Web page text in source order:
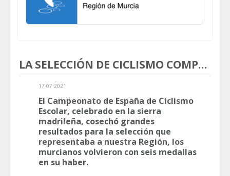
LA SELECCIÓN DE CICLISMO COMPLETA UNA EXCELENTE ACTUACIÓN EN LOS NACIONALES
17·07·2021
El Campeonato de España de Ciclismo
Escolar, celebrado en la sierra
madrileña, cosechó grandes
resultados para la selección que
representaba a nuestra Región, los
murcianos volvieron con seis medallas
en su haber.